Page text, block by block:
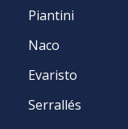
Piantini
Naco
Evaristo
Serrallés